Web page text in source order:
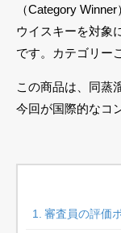
（Category
ウイスキーを対象
です。カテゴリー
この商品は、同蒸
今回が国際的なコ
審査員の評価